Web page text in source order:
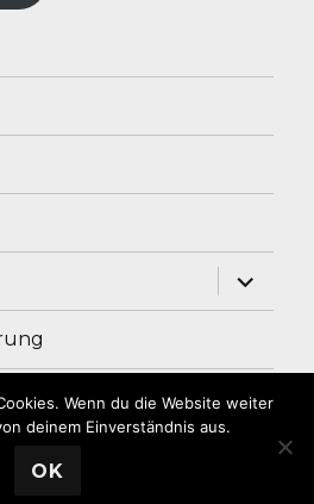
von WordPress
Wenn du die Website weiter
deinem Einverständnis aus.
OK